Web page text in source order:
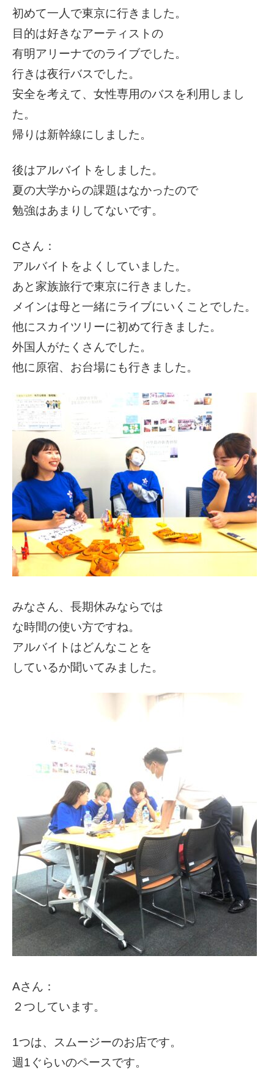
初めて一人で東京に行きました。
目的は好きなアーティストの
有明アリーナでのライブでした。
行きは夜行バスでした。
安全を考えて、女性専用のバスを利用しまし
た。
帰りは新幹線にしました。
後はアルバイトをしました。
夏の大学からの課題はなかったので
勉強はあまりしてないです。
Cさん：
アルバイトをよくしていました。
あと家族旅行で東京に行きました。
メインは母と一緒にライブにいくことでした。
他にスカイツリーに初めて行きました。
外国人がたくさんでした。
他に原宿、お台場にも行きました。
みなさん、長期休みならでは
な時間の使い方ですね。
アルバイトはどんなことを
しているか聞いてみました。
Aさん：
２つしています。
1つは、スムージーのお店です。
週1ぐらいのペースです。